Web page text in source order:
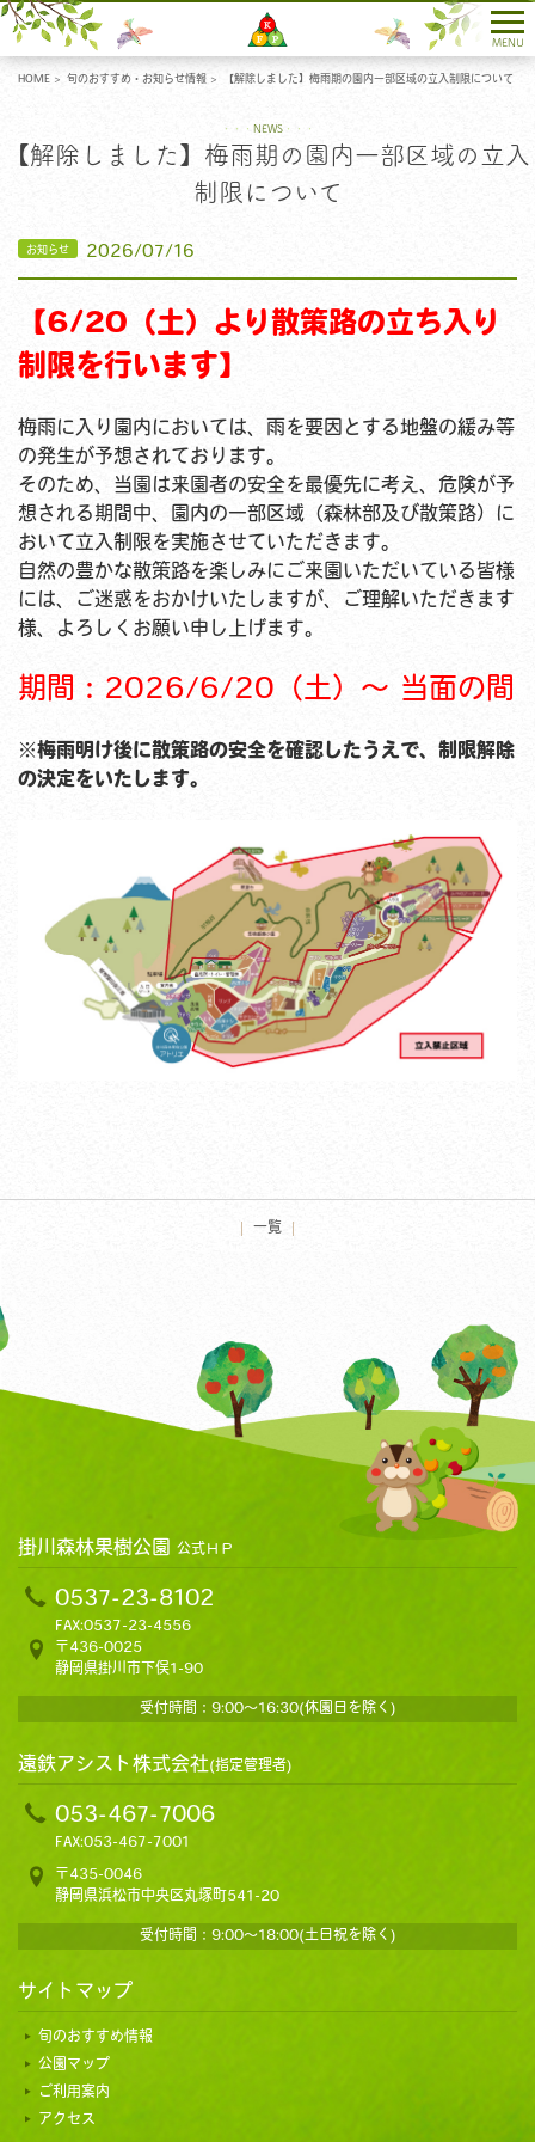
MENU
各種お問い合わせ
HOME 旬のおすすめ・お知らせ情報 【解除しました】梅雨期の園内一部区域の立入制限について
NEWS
【解除しました】梅雨期の園内一部区域の立入
制限について
2026/07/16
【6/20（土）より散策路の立ち入り
制限を行います】
梅雨に入り園内においては、雨を要因とする地盤の緩み等
の発生が予想されております。
そのため、当園は来園者の安全を最優先に考え、危険が予
想される期間中、園内の一部区域（森林部及び散策路）に
おいて立入制限を実施させていただきます。
自然の豊かな散策路を楽しみにご来園いただいている皆様
には、ご迷惑をおかけいたしますが、ご理解いただきます
様、よろしくお願い申し上げます。
期間：2026/6/20（土）～ 当面の間
※梅雨明け後に散策路の安全を確認したうえで、制限解除
の決定をいたします。
一覧
掛川森林果樹公園 公式ＨＰ
0537-23-8102
FAX:0537-23-4556
〒436-0025
静岡県掛川市下俣1-90
受付時間：9:00～16:30(休園日を除く)
遠鉄アシスト株式会社(指定管理者)
053-467-7006
FAX:053-467-7001
〒435-0046
静岡県浜松市中央区丸塚町541-20
受付時間：9:00～18:00(土日祝を除く)
サイトマップ
旬のおすすめ情報
公園マップ
ご利用案内
アクセス